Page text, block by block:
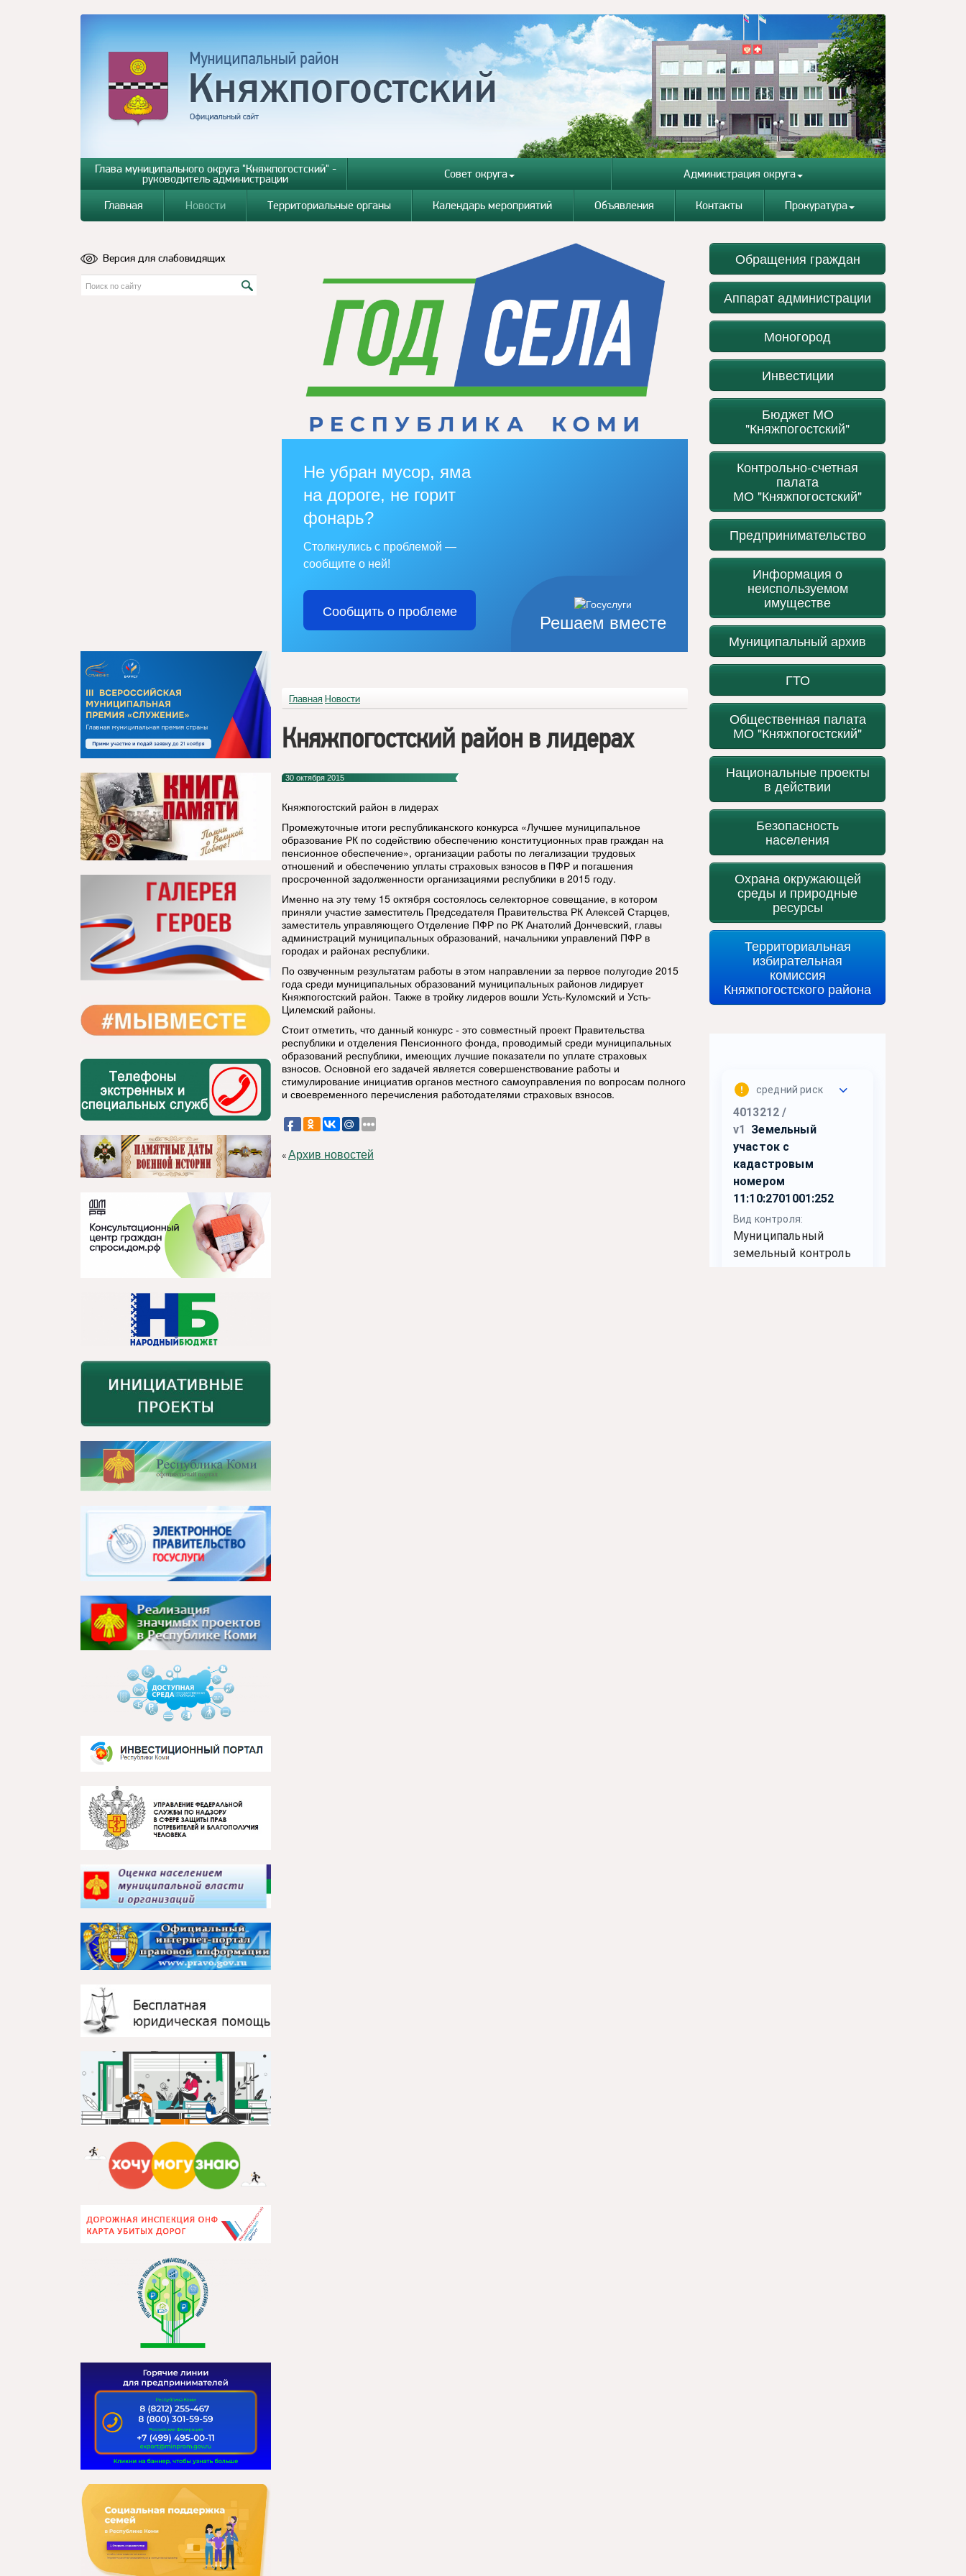
Глава муниципального округа "Княжпогостский" -
руководитель администрации Совет округа Администрация округа
Главная Новости Территориальные органы Календарь мероприятий Объявления Контакты Прокуратура
Версия для слабовидящих
Решаем вместе
Не убран мусор, яма
на дороге, не горит
фонарь?
Столкнулись с проблемой —
сообщите о ней!
Сообщить о проблеме
Главная Новости
Княжпогостский район в лидерах
30 октября 2015
Княжпогостский район в лидерах
Промежуточные итоги республиканского конкурса «Лучшее муниципальное
образование РК по содействию обеспечению конституционных прав граждан на
пенсионное обеспечение», организации работы по легализации трудовых
отношений и обеспечению уплаты страховых взносов в ПФР и погашения
просроченной задолженности организациями республики в 2015 году.
Именно на эту тему 15 октября состоялось селекторное совещание, в котором
приняли участие заместитель Председателя Правительства РК Алексей Старцев,
заместитель управляющего Отделение ПФР по РК Анатолий Дончевский, главы
администраций муниципальных образований, начальники управлений ПФР в
городах и районах республики.
По озвученным результатам работы в этом направлении за первое полугодие 2015
года среди муниципальных образований муниципальных районов лидирует
Княжпогостский район. Также в тройку лидеров вошли Усть-Куломский и Усть-
Цилемский районы.
Стоит отметить, что данный конкурс - это совместный проект Правительства
республики и отделения Пенсионного фонда, проводимый среди муниципальных
образований республики, имеющих лучшие показатели по уплате страховых
взносов. Основной его задачей является совершенствование работы и
стимулирование инициатив органов местного самоуправления по вопросам полного
и своевременного перечисления работодателями страховых взносов.
«Архив новостей
Обращения граждан
Аппарат администрации
Моногород
Инвестиции
Бюджет МО
"Княжпогостский"
Контрольно-счетная
палата
МО "Княжпогостский"
Предпринимательство
Информация о
неиспользуемом
имуществе
Муниципальный архив
ГТО
Общественная палата
МО "Княжпогостский"
Национальные проекты
в действии
Безопасность
населения
Охрана окружающей
среды и природные
ресурсы
Территориальная
избирательная
комиссия
Княжпогостского района